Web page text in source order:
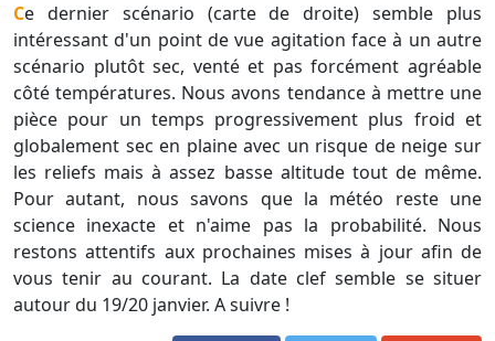
Ce dernier scénario (carte de droite) semble plus
intéressant d'un point de vue agitation face à un autre
scénario plutôt sec, venté et pas forcément agréable
côté températures. Nous avons tendance à mettre une
pièce pour un temps progressivement plus froid et
globalement sec en plaine avec un risque de neige sur
les reliefs mais à assez basse altitude tout de même.
Pour autant, nous savons que la météo reste une
science inexacte et n'aime pas la probabilité. Nous
restons attentifs aux prochaines mises à jour afin de
vous tenir au courant. La date clef semble se situer
autour du 19/20 janvier. A suivre !